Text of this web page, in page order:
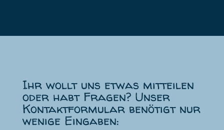
Ihr wollt uns etwas mitteilen
oder habt Fragen? Unser
Kontaktformular benötigt nur
wenige Eingaben: